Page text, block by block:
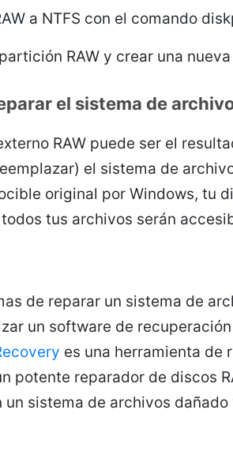
a NTFS con el comando
RAW y crear una
el sistema de
RAW puede ser el
el sistema de
original por Windows, tu
tus archivos serán
de reparar un sistema de
un software de
es una herramienta de
potente reparador de discos
un sistema de archivos